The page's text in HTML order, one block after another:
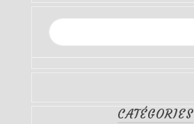
CATÉGORIES